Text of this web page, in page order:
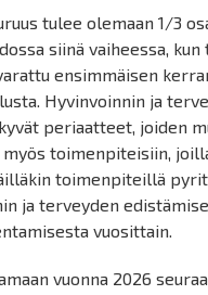
tulee olemaan 1/3
siinä vaiheessa,
ensimmäisen
Hyvinvoinnin ja
periaatteet, joiden
toimenpiteisiin,
toimenpiteillä
ja terveyden
vuosittain.
vuonna 2026